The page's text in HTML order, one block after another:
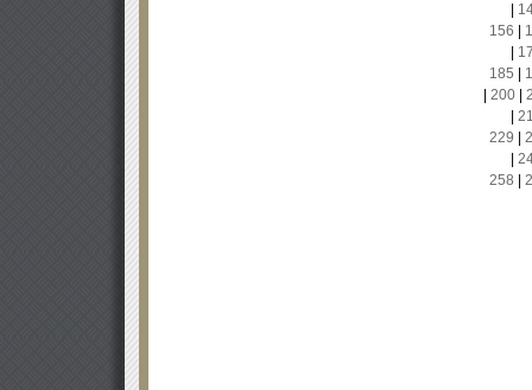
156
185
200|
229
258